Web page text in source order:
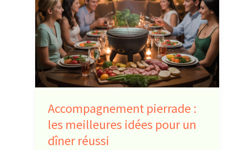
Accompagnement pierrade :
les meilleures idées pour un
dîner réussi
pierrade
:
les
meilleures
idées
pour
un
réussi